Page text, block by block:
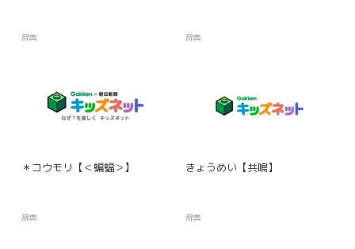
辞典 辞典
＊コウモリ【＜蝙蝠＞】
辞典
きょうめい【共鳴】
辞典